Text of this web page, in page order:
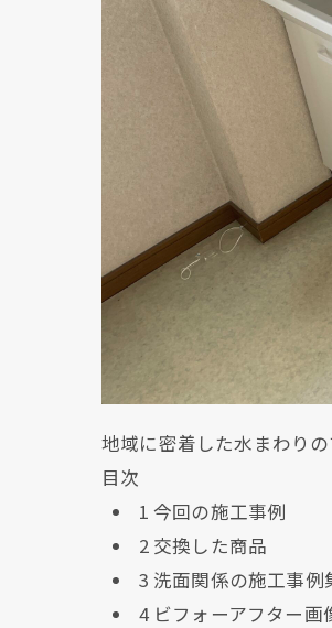
地域に密着した水まわり
目次
1 今回の施工事例
2交換した商品
3 洗面関係の施工事例
4ビフォーアフター画